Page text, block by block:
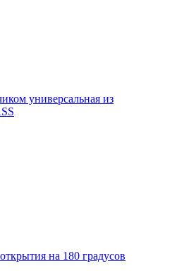
универсальная из
на 180 градусов